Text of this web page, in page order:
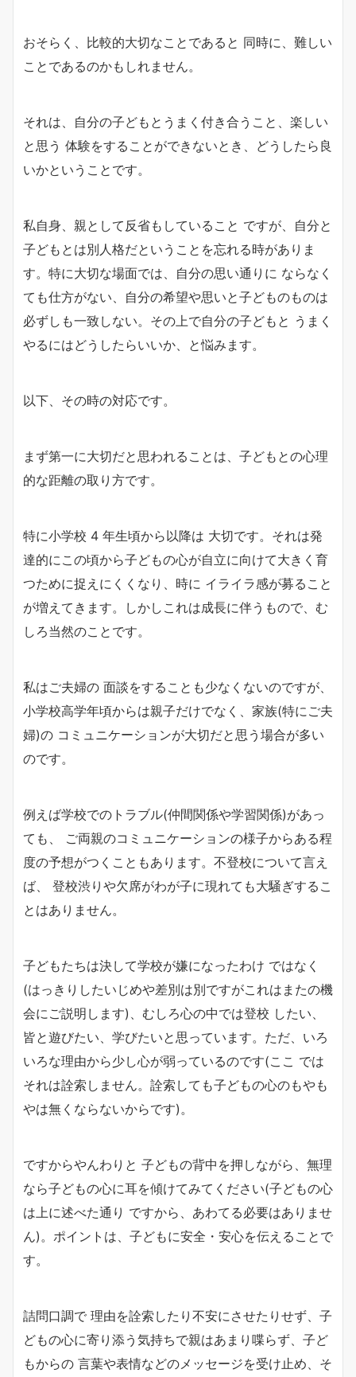
おそらく、比較的大切なことであると 同時に、難しい
ことであるのかもしれません。
それは、自分の子どもとうまく付き合うこと、楽しい
と思う 体験をすることができないとき、どうしたら良
いかということです。
私自身、親として反省もしていること ですが、自分と
子どもとは別人格だということを忘れる時がありま
す。特に大切な場面では、自分の思い通りに ならなく
ても仕方がない、自分の希望や思いと子どものものは
必ずしも一致しない。その上で自分の子どもと うまく
やるにはどうしたらいいか、と悩みます。
以下、その時の対応です。
まず第一に大切だと思われることは、子どもとの心理
的な距離の取り方です。
特に小学校 4 年生頃から以降は 大切です。それは発
達的にこの頃から子どもの心が自立に向けて大きく育
つために捉えにくくなり、時に イライラ感が募ること
が増えてきます。しかしこれは成長に伴うもので、む
しろ当然のことです。
私はご夫婦の 面談をすることも少なくないのですが、
小学校高学年頃からは親子だけでなく、家族(特にご夫
婦)の コミュニケーションが大切だと思う場合が多い
のです。
例えば学校でのトラブル(仲間関係や学習関係)があっ
ても、 ご両親のコミュニケーションの様子からある程
度の予想がつくこともあります。不登校について言え
ば、 登校渋りや欠席がわが子に現れても大騒ぎするこ
とはありません。
子どもたちは決して学校が嫌になったわけ ではなく
(はっきりしたいじめや差別は別ですがこれはまたの機
会にご説明します)、むしろ心の中では登校 したい、
皆と遊びたい、学びたいと思っています。ただ、いろ
いろな理由から少し心が弱っているのです(ここ では
それは詮索しません。詮索しても子どもの心のもやも
やは無くならないからです)。
ですからやんわりと 子どもの背中を押しながら、無理
なら子どもの心に耳を傾けてみてください(子どもの心
は上に述べた通り ですから、あわてる必要はありませ
ん)。ポイントは、子どもに安全・安心を伝えることで
す。
詰問口調で 理由を詮索したり不安にさせたりせず、子
どもの心に寄り添う気持ちで親はあまり喋らず、子ど
もからの 言葉や表情などのメッセージを受け止め、そ